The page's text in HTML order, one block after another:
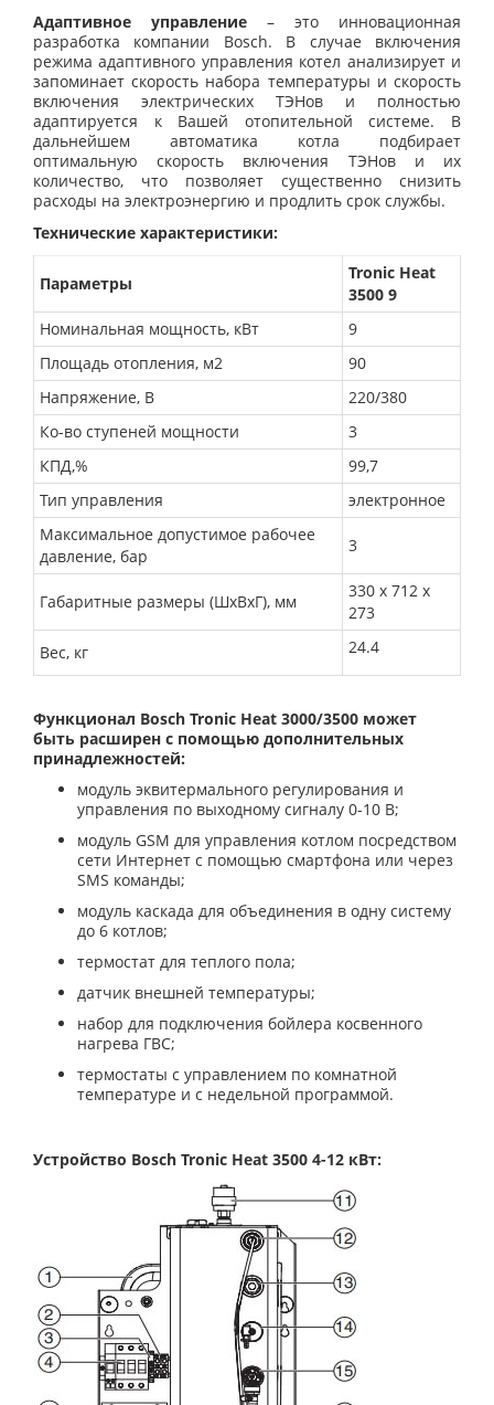
Адаптивное управление – это инновационная
разработка компании Bosch. В случае включения
режима адаптивного управления котел анализирует и
запоминает скорость набора температуры и скорость
включения электрических ТЭНов и полностью
адаптируется к Вашей отопительной системе. В
дальнейшем автоматика котла подбирает
оптимальную скорость включения ТЭНов и их
количество, что позволяет существенно снизить
расходы на электроэнергию и продлить срок службы.
Технические характеристики:
Параметры
Tronic Heat
3500 9
Номинальная мощность, кВт
9
Площадь отопления, м2
90
Напряжение, В
220/380
Ко-во ступеней мощности
3
КПД,%
99,7
Тип управления
электронное
Максимальное допустимое рабочее
давление, бар
3
Габаритные размеры (ШхВхГ), мм
330 x 712 x
273
Вес, кг
24.4
Функционал Bosch Tronic Heat 3000/3500 может
быть расширен с помощью дополнительных
принадлежностей:
модуль эквитермального регулирования и
управления по выходному сигналу 0-10 В;
модуль GSM для управления котлом посредством
сети Интернет с помощью смартфона или через
SMS команды;
модуль каскада для объединения в одну систему
до 6 котлов;
термостат для теплого пола;
датчик внешней температуры;
набор для подключения бойлера косвенного
нагрева ГВС;
термостаты с управлением по комнатной
температуре и с недельной программой.
Устройство Bosch Tronic Heat 3500 4-12 кВт: